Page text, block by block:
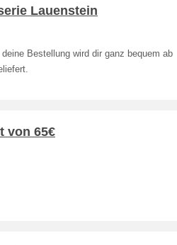
Lauenstein
Bestellung wird dir ganz bequem ab
von 65€